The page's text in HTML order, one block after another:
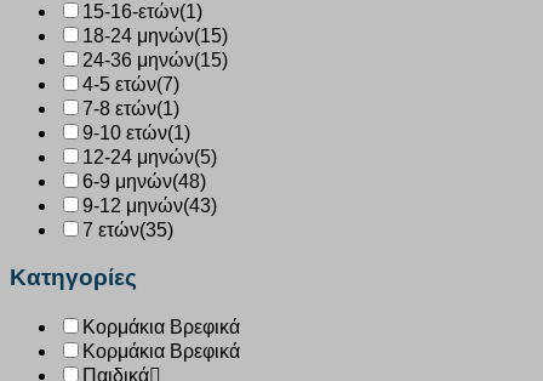
15-16-ετών(1)
18-24 μηνών(15)
24-36 μηνών(15)
4-5 ετών(7)
7-8 ετών(1)
9-10 ετών(1)
12-24 μηνών(5)
6-9 μηνών(48)
9-12 μηνών(43)
7 ετών(35)
Κατηγορίες
Κορμάκια Βρεφικά
Κορμάκια Βρεφικά
Παιδικά